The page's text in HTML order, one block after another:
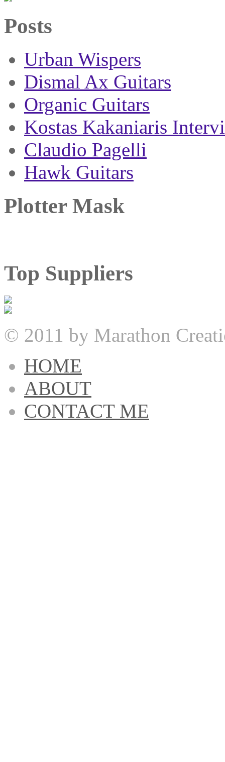
Posts
Urban Wispers
Dismal Ax Guitars
Organic Guitars
Kostas Kakaniaris
Claudio Pagelli
Hawk Guitars
Plotter Mask
Top Suppliers
© 2011 by Marathon
HOME
ABOUT
CONTACT ME